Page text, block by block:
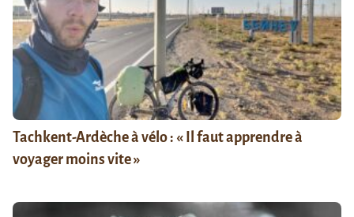
Tachkent-Ardèche à vélo : « Il faut apprendre à
voyager moins vite »